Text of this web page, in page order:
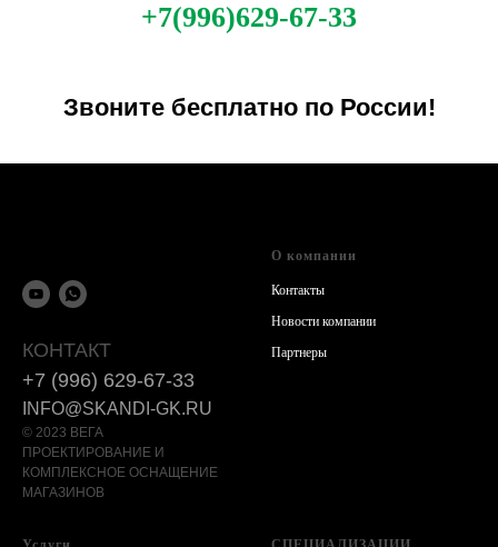
+7(996)629-67-33
Звоните бесплатно по России!
КОНТАКТ
+7 (996) 629-67-33
INFO@SKANDI-GK.RU
© 2023 ВЕГА
ПРОЕКТИРОВАНИЕ И
КОМПЛЕКСНОЕ ОСНАЩЕНИЕ
МАГАЗИНОВ
О компании
Контакты
Новости компании
Партнеры